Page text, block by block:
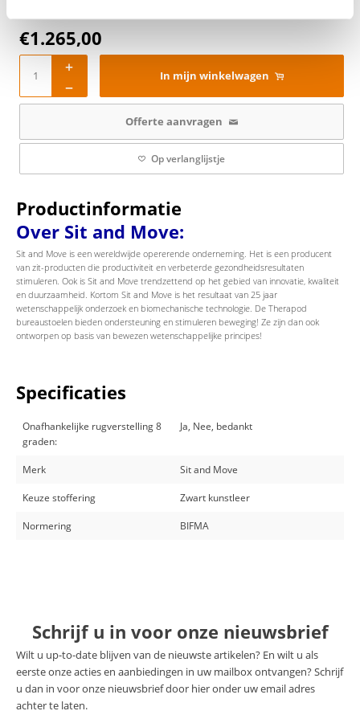
€1.265,00
In mijn winkelwagen
Offerte aanvragen
Op verlanglijstje
Productinformatie
Over Sit and Move:
Sit and Move is een wereldwijde opererende onderneming. Het is een producent
van zit-producten die productiviteit en verbeterde gezondheidsresultaten
stimuleren. Ook is Sit and Move trendzettend op het gebied van innovatie, kwaliteit
en duurzaamheid. Kortom Sit and Move is het resultaat van 25 jaar
wetenschappelijk onderzoek en biomechanische technologie. De Therapod
bureaustoelen bieden ondersteuning en stimuleren beweging! Ze zijn dan ook
ontworpen op basis van bewezen wetenschappelijke principes!
Specificaties
Onafhankelijke rugverstelling 8
graden:
Ja, Nee, bedankt
Merk Sit and Move
Keuze stoffering Zwart kunstleer
Normering BIFMA
Schrijf u in voor onze nieuwsbrief
Wilt u up-to-date blijven van de nieuwste artikelen? En wilt u als
eerste onze acties en aanbiedingen in uw mailbox ontvangen? Schrijf
u dan in voor onze nieuwsbrief door hier onder uw email adres
achter te laten.